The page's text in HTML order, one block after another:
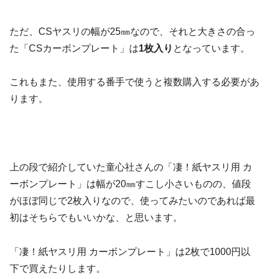
ただ、CSヤスリの幅が25㎜なので、それと大きさの合っ
た「CSカーボンプレート」は1枚入り となっています。
これもまた、使用する番手で使うと複数購入する必要があ
ります。
上の段で紹介していた童心社さんの「凄！紙ヤスリ用 カ
ーボンプレート」は幅が20㎜すこし小さいものの、値段
がほぼ同じで2枚入りなので、使ってみたいのであれば最
初はそちらでもいいかな、と思います。
「凄！紙ヤスリ用 カーボンプレート」は2枚で1000円以
下で買えたりします。